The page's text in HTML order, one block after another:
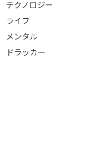
テクノロジー
ライフ
メンタル
ドラッカー